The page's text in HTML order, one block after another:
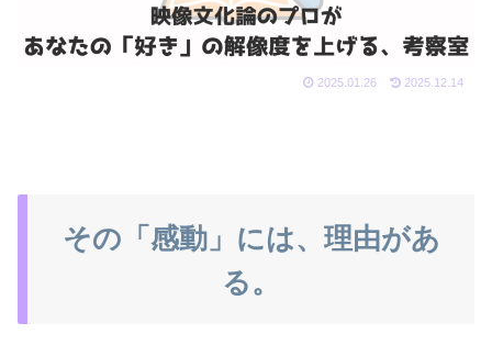
2025.01.26 2025.12.14
その「感動」には、理由があ
る。